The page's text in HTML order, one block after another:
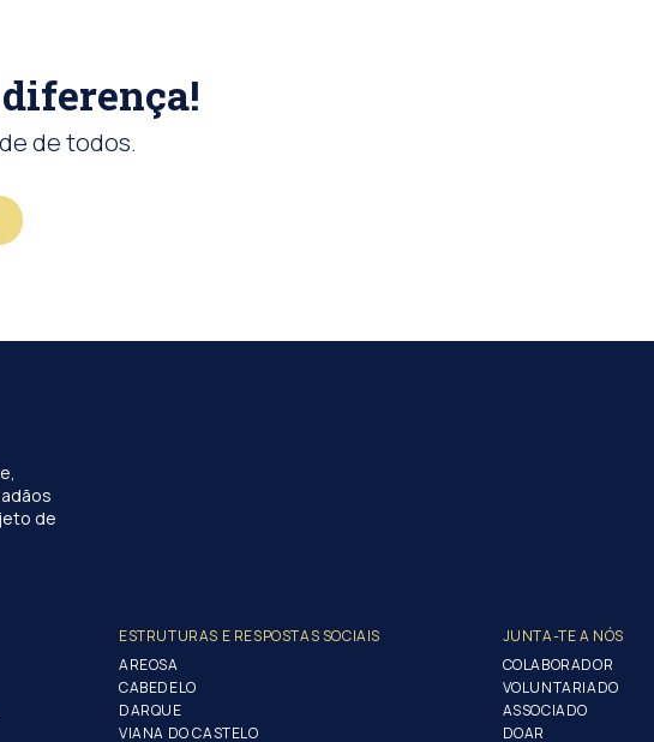
de todos.
de
ESTRUTURAS E RESPOSTAS SOCIAIS
AREOSA
CABEDELO
DARQUE
VIANA DO CASTELO
JUNTA-TE A NÓS
COLABORADOR
VOLUNTARIADO
ASSOCIADO
DOAR